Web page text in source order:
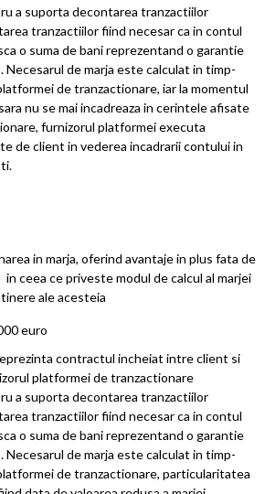
a suporta decontarea tranzactiilor
tranzactiilor fiind necesar ca in contul
o suma de bani reprezentand o garantie
Necesarul de marja este calculat in timp-
de tranzactionare, iar la momentul
nu se mai incadreaza in cerintele afisate
furnizorul platformei executa
de client in vederea incadrarii contului in
in marja, oferind avantaje in plus fata de
ceea ce priveste modul de calcul al marjei
ale acesteia
euro
contractul incheiat intre client si
platformei de tranzactionare
a suporta decontarea tranzactiilor
tranzactiilor fiind necesar ca in contul
o suma de bani reprezentand o garantie
Necesarul de marja este calculat in timp-
de tranzactionare, particularitatea